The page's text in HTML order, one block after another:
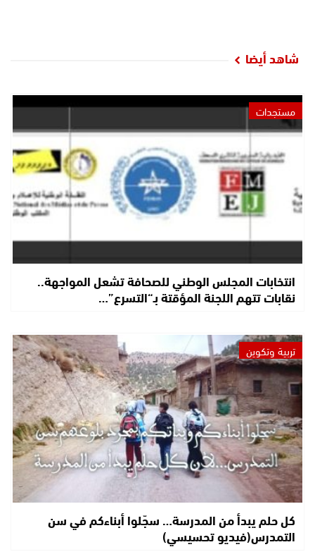
شاهد أيضا
مستجدات
انتخابات المجلس الوطني للصحافة تشعل المواجهة..
نقابات تتهم اللجنة المؤقتة بـ“التسرع”…
تربية وتكوين
كل حلم يبدأ من المدرسة… سجّلوا أبناءكم في سن
التمدرس(فيديو تحسيسي)